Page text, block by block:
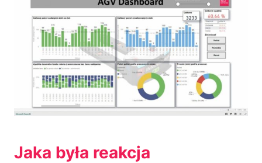
Jaka była reakcja